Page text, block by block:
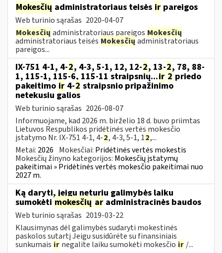
Mokesčių administratoriaus teisės ir pareigos
Web turinio sąrašas 2020-04-07
Mokesčių administratoriaus pareigos Mokesčių
administratoriaus teisės Mokesčių administratoriaus
pareigos...
IX-751 4-1, 4-2, 4-3, 5-1, 12, 12-2, 13-2, 78, 88-
1, 115-1, 115-6, 115-11 straipsnių...ir 2 priedo
pakeitimo ir 4-2 straipsnio pripažinimo
netekusiu galios
Web turinio sąrašas 2026-08-07
Informuojame, kad 2026 m. birželio 18 d. buvo priimtas
Lietuvos Respublikos pridėtinės vertės mokesčio
įstatymo Nr. IX-751 4-1, 4-2, 4-3, 5-1, 12,...
Metai: 2026 Mokesčiai: Pridėtinės vertės mokestis
Mokesčių žinyno kategorijos: Mokesčių įstatymų
pakeitimai » Pridėtinės vertės mokesčio pakeitimai nuo
2027 m.
Ką daryti, jeigu neturiu galimybės laiku
sumokėti mokesčių ar administracinės baudos
Web turinio sąrašas 2019-03-22
Klausimynas dėl galimybės sudaryti mokestinės
paskolos sutartį Jeigu susidūrėte su finansiniais
sunkumais ir negalite laiku sumokėti mokesčio ir /...